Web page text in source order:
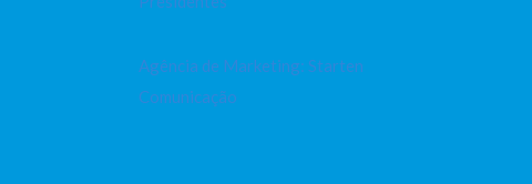
Agência de Marketing: Starten
Comunicação